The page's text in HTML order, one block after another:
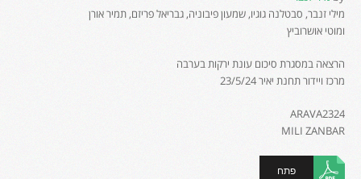
מילי זנבר, סבטלנה גוגיו, שמעון פיבוניה, גבריאל פריזם, תמיר אורן
ומוטי אושרוביץ
הרצאה במסגרת סיכום עונת ירקות בערבה
מרכז ויידור תחנת יאיר 23/5/24
ARAVA2324
MILI ZANBAR
פתח